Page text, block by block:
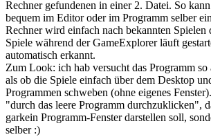
Rechner gefundenen in einer 2. Datei. So
bequem im Editor oder im Programm selber
Rechner wird einfach nach bekannten Spielen
Spiele während der GameExplorer läuft
automatisch erkannt.
Zum Look: ich hab versucht das Programm so
als ob die Spiele einfach über dem Desktop
Programmen schweben (ohne eigenes
"durch das leere Programm durchzuklicken",
garkein Programm-Fenster darstellen soll,
selber :)